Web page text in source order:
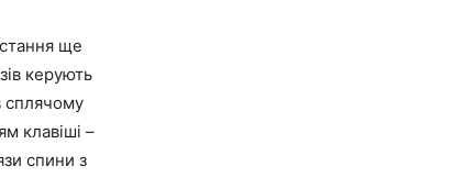
ще
керують
сплячому
клавіші –
спини з